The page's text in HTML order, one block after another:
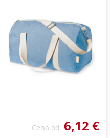
Cena od 6,12 €